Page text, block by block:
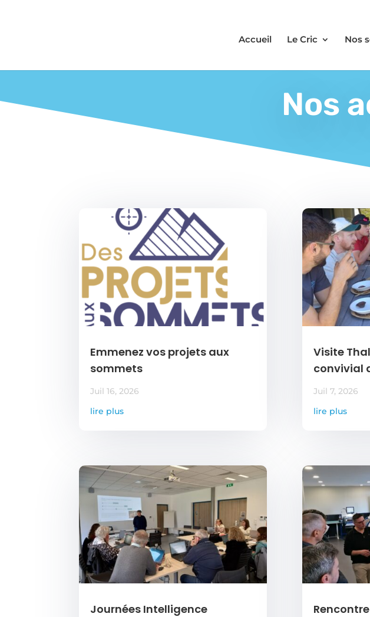
Accueil Le Cric Nos
Nos
Emmenez vos projets aux
sommets
Juil 16, 2026
lire plus
Journées Intelligence
Visite
convivial
Juil 7, 2026
lire plus